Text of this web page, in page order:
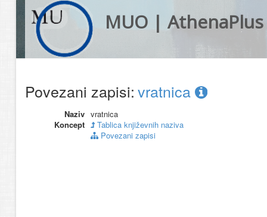
MUO | AthenaPlus
Povezani zapisi:vratnica
Naziv vratnica
Koncept
Tablica književnih naziva
Povezani zapisi